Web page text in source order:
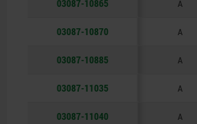
03087-10865 A
03087-10870 A
03087-10885 A
03087-11035 A
03087-11040 A